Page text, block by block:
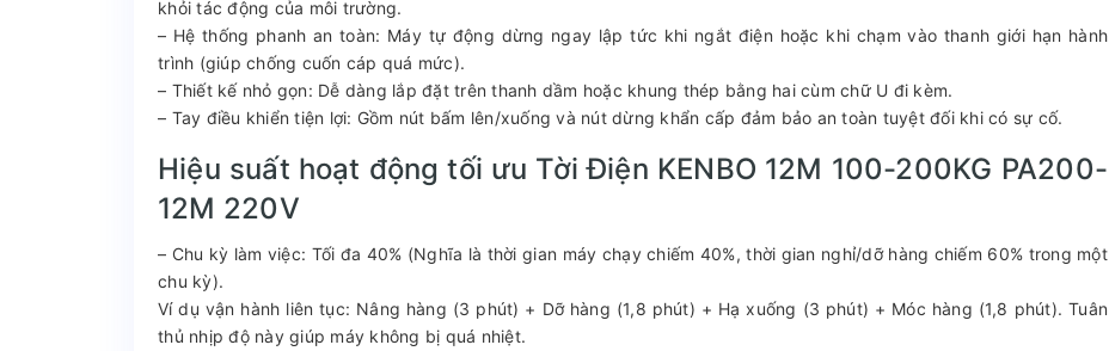
khỏi tác động của môi trường.
– Hệ thống phanh an toàn: Máy tự động dừng ngay lập tức khi ngắt điện hoặc khi chạm vào thanh giới hạn hành
trình (giúp chống cuốn cáp quá mức).
– Thiết kế nhỏ gọn: Dễ dàng lắp đặt trên thanh dầm hoặc khung thép bằng hai cùm chữ U đi kèm.
– Tay điều khiển tiện lợi: Gồm nút bấm lên/xuống và nút dừng khẩn cấp đảm bảo an toàn tuyệt đối khi có sự cố.
Hiệu suất hoạt động tối ưu Tời Điện KENBO 12M 100-200KG PA200-
12M 220V
– Chu kỳ làm việc: Tối đa 40% (Nghĩa là thời gian máy chạy chiếm 40%, thời gian nghỉ/dỡ hàng chiếm 60% trong một
chu kỳ).
Ví dụ vận hành liên tục: Nâng hàng (3 phút) + Dỡ hàng (1,8 phút) + Hạ xuống (3 phút) + Móc hàng (1,8 phút). Tuân
thủ nhịp độ này giúp máy không bị quá nhiệt.